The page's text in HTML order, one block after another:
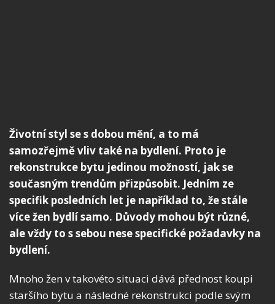
Životní styl se s dobou mění, a to má
samozřejmě vliv také na bydlení. Proto je
rekonstrukce bytu jedinou možností, jak se
současným trendům přizpůsobit. Jedním ze
specifik posledních let je například to, že stále
více žen bydlí samo. Důvody mohou být různé,
ale vždy to s sebou nese specifické požadavky na
bydlení.
Mnoho žen v takovéto situaci dává přednost koupi
staršího bytu a následné rekonstrukci podle svým